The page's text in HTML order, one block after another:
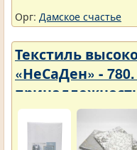
Орг: Дамское счастье
Текстиль
«НеСаДен» -
упали